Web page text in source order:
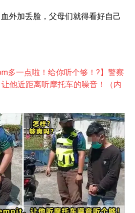
外加丢脸，父母们就得看好自己
多一点啦！给你听个够！?】警察
他近距离听摩托车的噪音！（内